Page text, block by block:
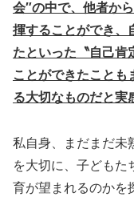
会″の中で、他者か
揮することができ、
たといった〝自己肯
ことができたことも
る大切なものだと実
私自身、まだまだ未
を大切に、子どもた
育が望まれるのかを